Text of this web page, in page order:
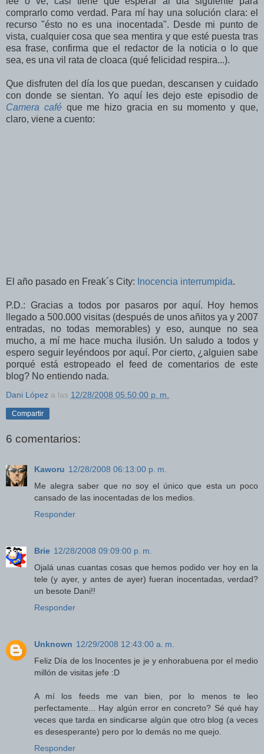
comprarlo como verdad. Para mí hay una solución clara: el
recurso "ésto no es una inocentada". Desde mi punto de
vista, cualquier cosa que sea mentira y que esté puesta tras
esa frase, confirma que el redactor de la noticia o lo que
sea, es una vil rata de cloaca (qué felicidad respira...).
Que disfruten del día los que puedan, descansen y cuidado
con donde se sientan. Yo aquí les dejo este episodio de
Camera caféque me hizo gracia en su momento y que,
claro, viene a cuento:
El año pasado en Freak´s City: Inocencia interrumpida.
P.D.: Gracias a todos por pasaros por aquí. Hoy hemos
llegado a 500.000 visitas (después de unos añitos ya y 2007
entradas, no todas memorables) y eso, aunque no sea
mucho, a mí me hace mucha ilusión. Un saludo a todos y
espero seguir leyéndoos por aquí. Por cierto, ¿alguien sabe
porqué está estropeado el feed de comentarios de este
blog? No entiendo nada.
Dani López a las 12/28/2008 05:50:00 p. m.
Compartir
6 comentarios:
Kaworu 12/28/2008 06:13:00 p. m.
Me alegra saber que no soy el único que esta un poco
cansado de las inocentadas de los medios.
Responder
Brie 12/28/2008 09:09:00 p. m.
Ojalá unas cuantas cosas que hemos podido ver hoy en la
tele (y ayer, y antes de ayer) fueran inocentadas, verdad?
un besote Dani!!
Responder
Unknown 12/29/2008 12:43:00 a. m.
Feliz Día de los Inocentes je je y enhorabuena por el medio
millón de visitas jefe :D
A mí los feeds me van bien, por lo menos te leo
perfectamente... Hay algún error en concreto? Sé qué hay
veces que tarda en sindicarse algún que otro blog (a veces
es desesperante) pero por lo demás no me quejo.
Responder